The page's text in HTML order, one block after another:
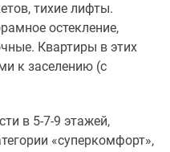
тихие лифты.
остекление,
Квартиры в этих
к заселению (с
в 5-7-9 этажей,
«суперкомфорт»,